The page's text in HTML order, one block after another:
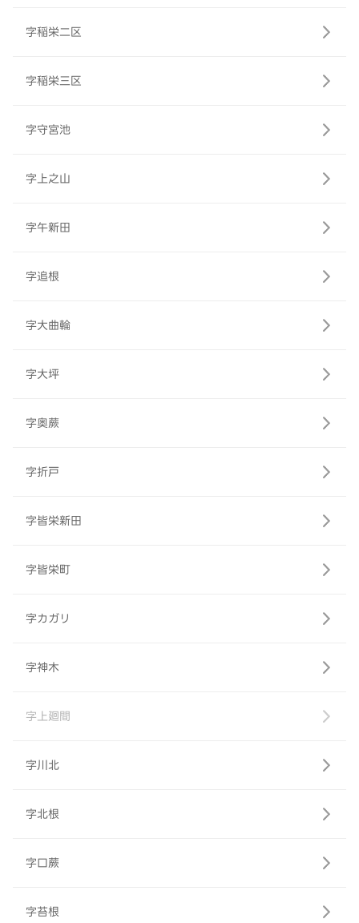
字稲栄二区
字稲栄三区
字守宮池
字上之山
字午新田
字追根
字大曲輪
字大坪
字奥蕨
字折戸
字皆栄新田
字皆栄町
字カガリ
字神木
字上廻間
字川北
字北根
字口蕨
字苔根